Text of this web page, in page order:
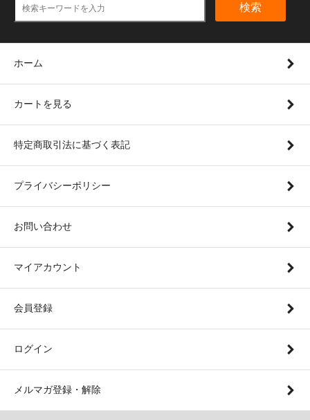
検索
ホーム
カートを見る
特定商取引法に基づく表記
プライバシーポリシー
お問い合わせ
マイアカウント
会員登録
ログイン
メルマガ登録・解除